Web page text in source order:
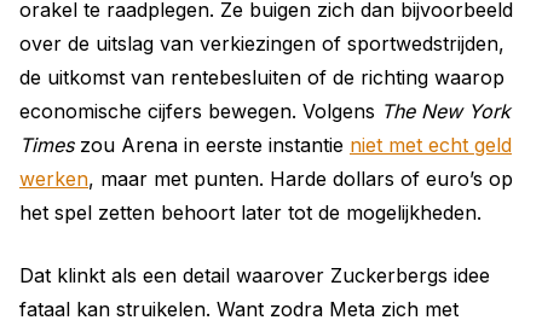
orakel te raadplegen. Ze buigen zich dan bijvoorbeeld
over de uitslag van verkiezingen of sportwedstrijden,
de uitkomst van rentebesluiten of de richting waarop
economische cijfers bewegen. Volgens The New York
Timeszou Arena in eerste instantie niet met echt geld
werken, maar met punten. Harde dollars of euro’s op
het spel zetten behoort later tot de mogelijkheden.
Dat klinkt als een detail waarover Zuckerbergs idee
fataal kan struikelen. Want zodra Meta zich met